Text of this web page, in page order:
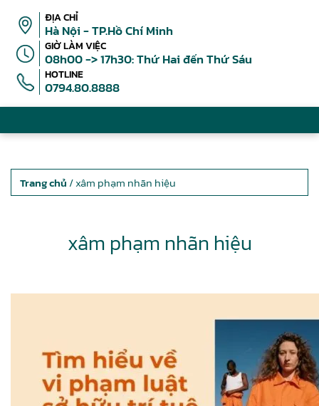
ĐỊA CHỈ
Hà Nội - TP.Hồ Chí Minh
GIỜ LÀM VIỆC
08h00 -> 17h30: Thứ Hai đến Thứ Sáu
HOTLINE
0794.80.8888
Trang chủ / xâm phạm nhãn hiệu
xâm phạm nhãn hiệu